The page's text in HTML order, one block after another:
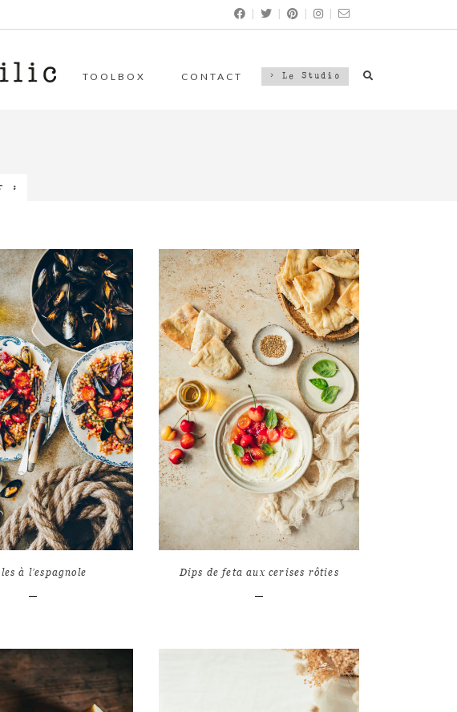
| | | |
TOOLBOX CONTACT > Le Studio
:
L'ARTICLE
9839
à l’espagnole
LIRE L'ARTICLE
9830
Dips de feta aux cerises rôties